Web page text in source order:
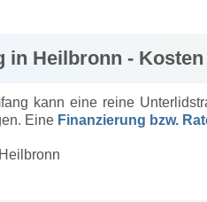
in Heilbronn -
kann eine reine
Eine Finanzierung bzw.